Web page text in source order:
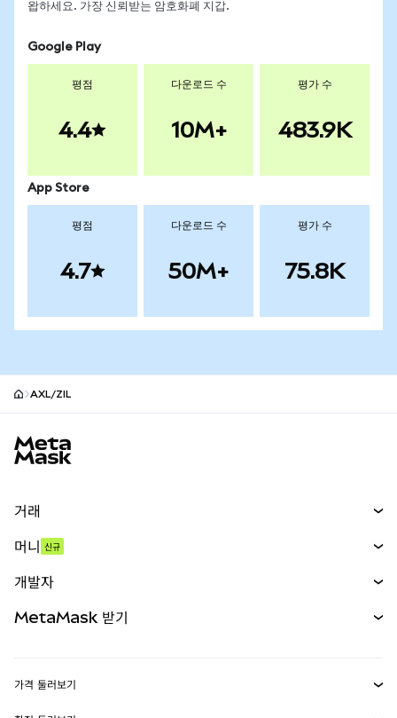
왑하세요. 가장 신뢰받는 암호화폐 지갑.
Google Play
평점
4.4
다운로드 수
10M+
평가 수
483.9K
App Store
평점
4.7
다운로드 수
50M+
평가 수
75.8K
AXL/ZIL
거래
무기한 선물
실물자산
머니 신규
개발자
MetaMask 받기
가격 둘러보기